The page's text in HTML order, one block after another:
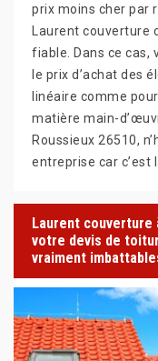
prix moins cher par
Laurent couverture
fiable. Dans ce cas,
le prix d’achat des
linéaire comme
matière main-
Roussieux 26510,
entreprise car c’est
Laurent couverture
votre devis de
vraiment